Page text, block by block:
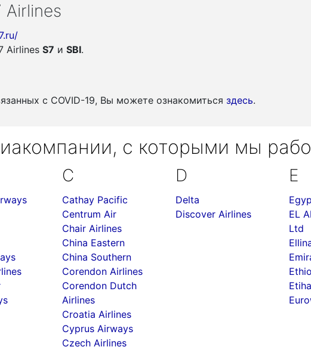
Airlines S7 и SBI.
c COVID-19, Вы можете ознакомиться здесь.
с которыми мы
C
Cathay Pacific
Centrum Air
Chair Airlines
China Eastern
China Southern
Corendon Airlines
Corendon Dutch
Airlines
Croatia Airlines
Cyprus Airways
Czech Airlines
D
Delta
Discover Airlines
E
EL
Ltd